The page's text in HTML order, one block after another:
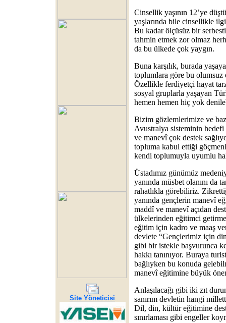
Site Yöneticisi
Cinsellik yaşının 12’ye
yaşlarında bile cinsellikle
Bu kadar ölçüsüz bir
tahmin etmek zor olmaz
da bu ülkede çok yaygın.
Buna karşılık, burada
toplumlara göre bu
Özellikle ferdiyetçi hayat
sosyal gruplarla yaşayan
hemen hemen hiç yok
Bizim gözlemlerimize ve
Avustralya sisteminin
ve manevî çok destek
topluma kabul ettiği
kendi toplumuyla uyumlu
Üstadımız günümüz
yanında müsbet olanını da
rahatlıkla görebiliriz.
yanında gençlerin manevî
maddî ve manevî açıdan
ülkelerinden eğitimci
eğitim için kadro ve maaş
devlete “Gençlerimiz için
gibi bir istekle başvurunca
hakkı tanınıyor. Buraya
bağlıyken bu konuda
manevî eğitimine büyük
Anlaşılacağı gibi iki zıt
sanırım devletin hangi
Dil, din, kültür eğitimine
sınırlaması gibi engeller